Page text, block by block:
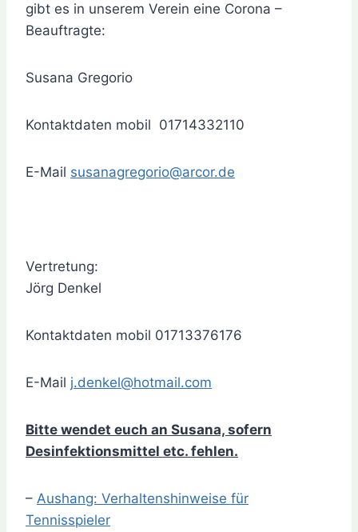
gibt es in unserem Verein eine Corona –
Beauftragte:
Susana Gregorio
Kontaktdaten mobil 01714332110
E-Mail susanagregorio@arcor.de
Vertretung:
Jörg Denkel
Kontaktdaten mobil 01713376176
E-Mail j.denkel@hotmail.com
Bitte wendet euch an Susana, sofern
Desinfektionsmittel etc. fehlen.
– Aushang: Verhaltenshinweise für
Tennisspieler